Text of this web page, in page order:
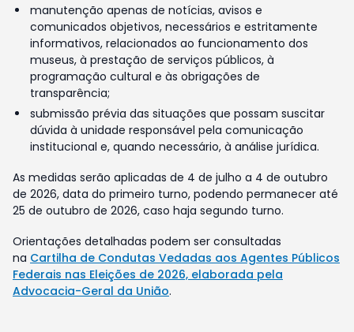
manutenção apenas de notícias, avisos e
comunicados objetivos, necessários e estritamente
informativos, relacionados ao funcionamento dos
museus, à prestação de serviços públicos, à
programação cultural e às obrigações de
transparência;
submissão prévia das situações que possam suscitar
dúvida à unidade responsável pela comunicação
institucional e, quando necessário, à análise jurídica.
As medidas serão aplicadas de 4 de julho a 4 de outubro
de 2026, data do primeiro turno, podendo permanecer até
25 de outubro de 2026, caso haja segundo turno.
Orientações detalhadas podem ser consultadas
na Cartilha de Condutas Vedadas aos Agentes Públicos
Federais nas Eleições de 2026, elaborada pela
Advocacia-Geral da União.